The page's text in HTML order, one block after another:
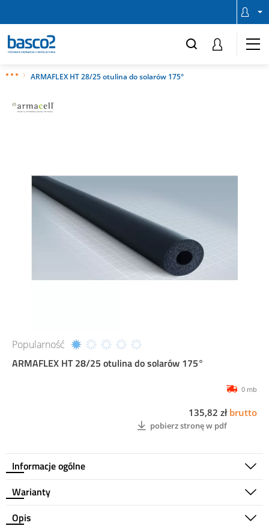
ARMAFLEX HT 28/25 otulina do solarów 175°
Popularność
ARMAFLEX HT 28/25 otulina do solarów 175°
Informacje ogólne
0 mb
135,82 zł brutto
pobierz stronę w pdf
Warianty
Opis